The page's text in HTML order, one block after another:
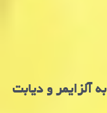
آلزایمر و دیابت